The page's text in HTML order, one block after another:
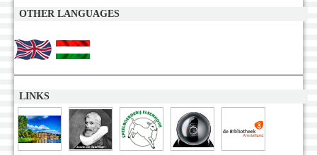
OTHER LANGUAGES
LINKS